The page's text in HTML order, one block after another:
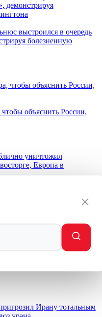
выстроился в очередь
болезненную
объяснить России,
в бешенстве